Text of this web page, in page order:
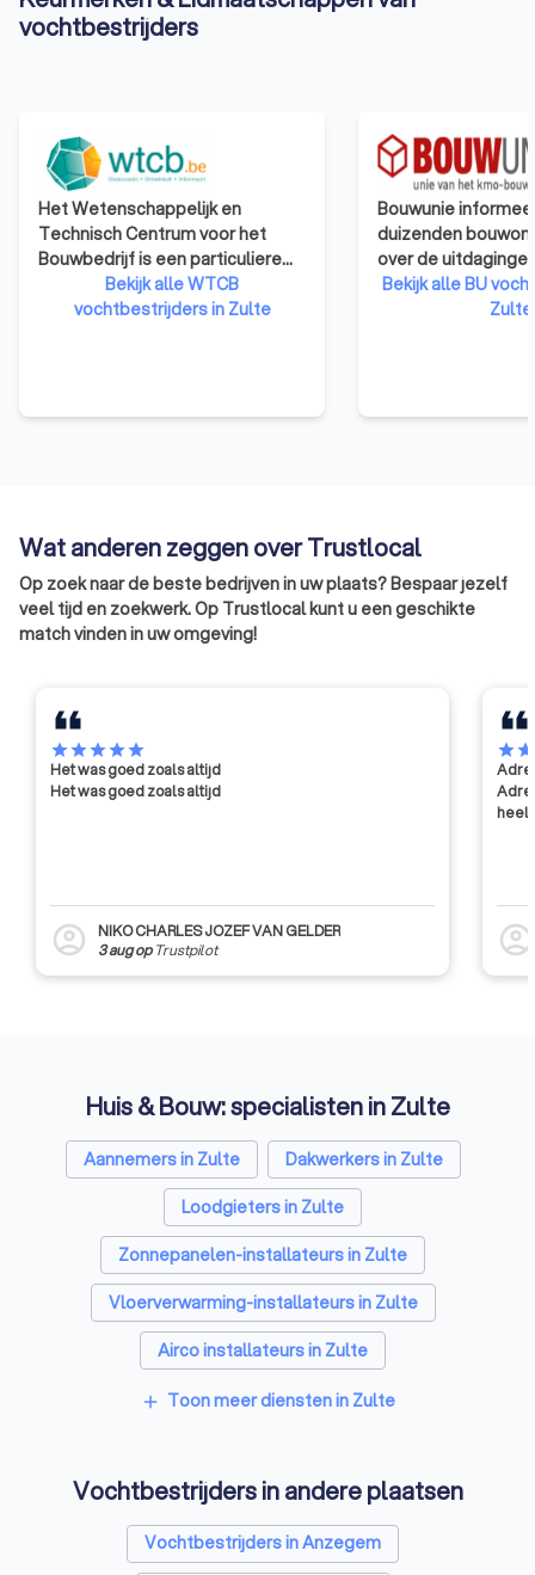
vochtbestrijders
Het Wetenschappelijk en
Technisch Centrum voor het
Bouwbedrijf is een particuliere
onderzoeksinstelling, opgericht
in 1960 om het toegepaste
voorlichting, bijstand en advies
aan zijn leden, en het bijdragen
tot de algemene innovatie en
ontwikkeling in de bouwsector,
met name door middel van
Bekijk alle WTCB
vochtbestrijders in Zulte
Bouwunie
duizenden
over de
veranderingen in
Bouwunie is er
Bekijk alle BU
Zulte
Wat anderen zeggen over Trustlocal
Op zoek naar de beste bedrijven in uw plaats? Bespaar jezelf
veel tijd en zoekwerk. Op Trustlocal kunt u een geschikte
match vinden in uw omgeving!
starstarstarstarstar
Het was goed zoals altijd
Het was goed zoals altijd
account_circle
NIKO CHARLES JOZEF VAN GELDER
3 augop Trustpilot
starstar
heel
account_circle
Huis & Bouw: specialisten in Zulte
Aannemers in Zulte
Dakwerkers in Zulte
Loodgieters in Zulte
Zonnepanelen-installateurs in Zulte
Vloerverwarming-installateurs in Zulte
Airco installateurs in Zulte
Ramen en deuren specialisten in Zulte
Zonwering specialisten in Zulte
Schrijnwerkers in Zulte
add Toon meer diensten in Zulte
Vochtbestrijders in andere plaatsen
Vochtbestrijders in Anzegem